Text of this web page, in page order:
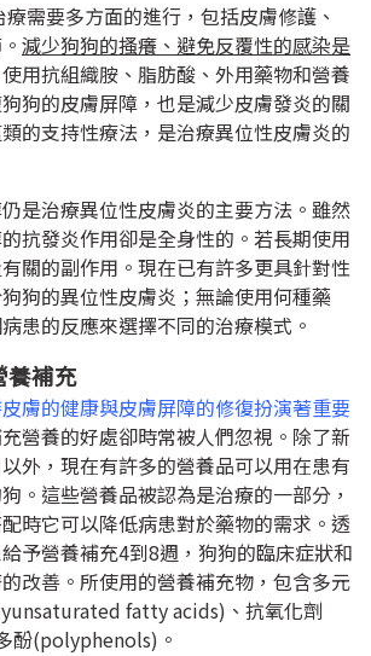
需要多方面的進行，包括皮膚修護、
減少狗狗的搔癢、避免反覆性的感染是
使用抗組織胺、脂肪酸、外用藥物和營養
狗的皮膚屏障，也是減少皮膚發炎的關
的支持性療法，是治療異位性皮膚炎的
是治療異位性皮膚炎的主要方法。雖然
抗發炎作用卻是全身性的。若長期使用
關的副作用。現在已有許多更具針對性
狗的異位性皮膚炎；無論使用何種藥
患的反應來選擇不同的治療模式。
養補充
膚的健康與皮膚屏障的修復扮演著重要
充營養的好處卻時常被人們忽視。除了新
外，現在有許多的營養品可以用在患有
。這些營養品被認為是治療的一部分，
時它可以降低病患對於藥物的需求。透
予營養補充4到8週，狗狗的臨床症狀和
改善。所使用的營養補充物，包含多元
fatty acids) 、抗氧化劑
酚(polyphenols) 。